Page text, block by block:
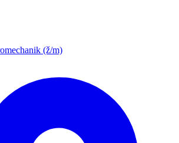
(ž/m)